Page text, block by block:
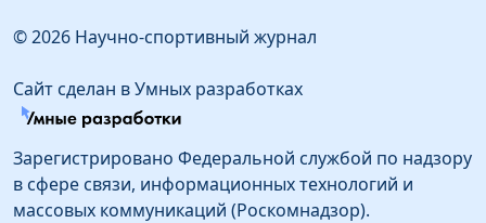
© 2026 Научно-спортивный журнал
Сайт сделан в Умных разработках
Зарегистрировано Федеральной службой по надзору
в сфере связи, информационных технологий и
массовых коммуникаций (Роскомнадзор).